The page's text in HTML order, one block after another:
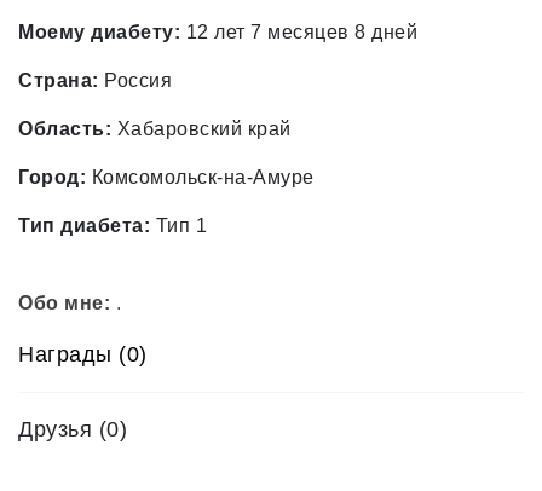
Моему диабету: 12 лет 7 месяцев 8 дней
Страна: Россия
Область: Хабаровский край
Город: Комсомольск-на-Амуре
Тип диабета: Тип 1
Обо мне: .
Награды (0)
Друзья (0)